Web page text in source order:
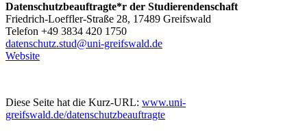
Datenschutzbeauftragte*r der Studierendenschaft
Friedrich-Loeffler-Straße 28, 17489 Greifswald
Telefon +49 3834 420 1750
datenschutz.stud@uni-greifswald.de
Website
Diese Seite hat die Kurz-URL: www.uni-
greifswald.de/datenschutzbeauftragte